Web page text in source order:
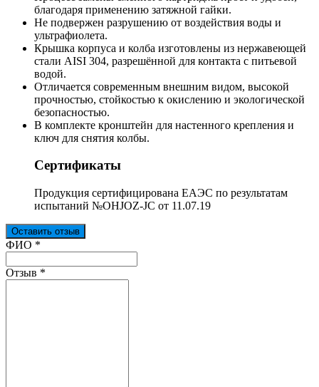
благодаря применению затяжной гайки.
Не подвержен разрушению от воздействия воды и
ультрафиолета.
Крышка корпуса и колба изготовлены из нержавеющей
стали AISI 304, разрешённой для контакта с питьевой
водой.
Отличается современным внешним видом, высокой
прочностью, стойкостью к окислению и экологической
безопасностью.
В комплекте кронштейн для настенного крепления и
ключ для снятия колбы.
Сертификаты
Продукция сертифицирована ЕАЭС по результатам
испытаний №OHJOZ-JC от 11.07.19
Оставить отзыв
Ваш отзыв был отправлен!
ФИО *
Отзыв *